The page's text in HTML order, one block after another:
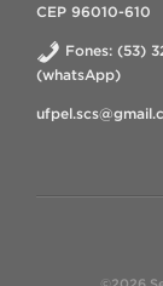
CEP 96010-610
Fones: (53)
(whatsApp)